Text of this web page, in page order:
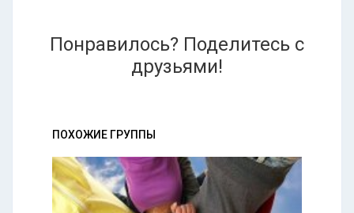
Понравилось? Поделитесь с
друзьями!
ПОХОЖИЕ ГРУППЫ